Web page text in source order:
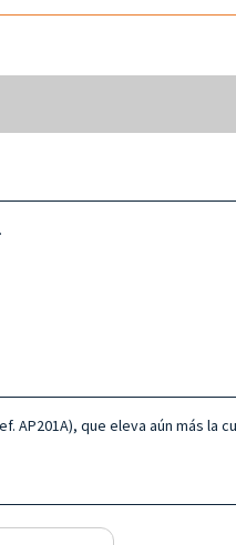
AP201A), que eleva aún más la